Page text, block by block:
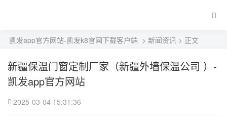
凯发app官方网站-凯发k8官网下载客户端 > 新闻资讯 > 正文
新疆保温门窗定制厂家（新疆外墙保温公司 ）-
凯发app官方网站
2025-03-04 15:31:36